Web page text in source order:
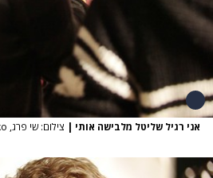
אני רגיל שליטל מלבישה אותי | צילום: שי פרג, mako